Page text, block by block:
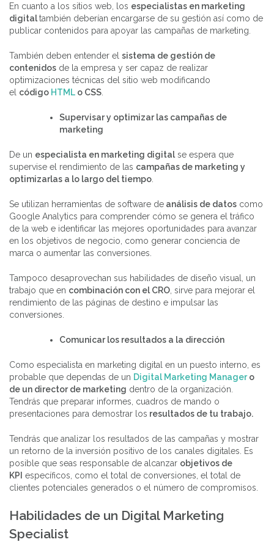
En cuanto a los sitios web, los especialistas en marketing
digitaltambién deberían encargarse de su gestión así como de
publicar contenidos para apoyar las campañas de marketing.
También deben entender el sistema de gestión de
contenidos de la empresa y ser capaz de realizar
optimizaciones técnicas del sitio web modificando
el código HTML o CSS
Supervisar y optimizar las campañas de
marketing
De un especialista en marketing digital se espera que
supervise el rendimiento de las campañas de marketing y
optimizarlas a lo largo del tiempo
Se utilizan herramientas de software de análisis de datos como
Google Analytics para comprender cómo se genera el tráfico
de la web e identificar las mejores oportunidades para avanzar
en los objetivos de negocio, como generar conciencia de
marca o aumentar las conversiones.
Tampoco desaprovechan sus habilidades de diseño visual, un
trabajo que en combinación con el CRO , sirve para mejorar el
rendimiento de las páginas de destino e impulsar las
conversiones.
Comunicar los resultados a la dirección
Como especialista en marketing digital en un puesto interno, es
probable que dependas de un Digital Marketing Managero
de un director de marketing dentro de la organización.
Tendrás que preparar informes, cuadros de mando o
presentaciones para demostrar los resultados de tu trabajo.
Tendrás que analizar los resultados de las campañas y mostrar
un retorno de la inversión positivo de los canales digitales. Es
posible que seas responsable de alcanzar objetivos de
KPI específicos, como el total de conversiones, el total de
clientes potenciales generados o el número de compromisos.
Habilidades de un Digital Marketing
Specialist